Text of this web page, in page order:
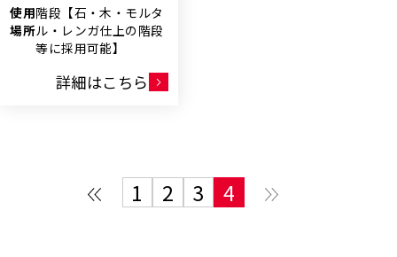
使用
場所
階段【石・木・モルタ
ル・レンガ仕上の階段
等に採用可能】
詳細はこちら
1 2 3 4